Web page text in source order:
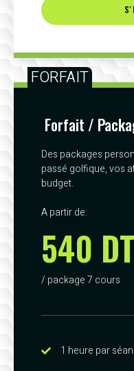
FORFAIT
Forfait /
Des packages
passé golfique, vos
budget.
A partir de:
540 DT
/ package 7 cours
1 heure par